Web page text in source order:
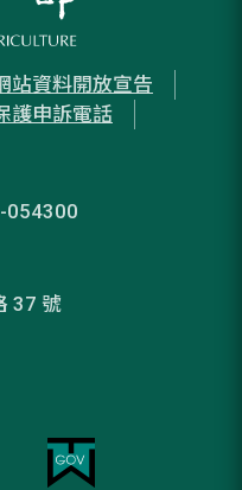
站資料開放宣告
護申訴電話
054300
37 號